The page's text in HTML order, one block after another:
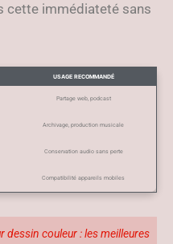
cette immédiateté sans
USAGE RECOMMANDÉ
Partage web, podcast
Archivage, production musicale
Conservation audio sans perte
Compatibilité appareils mobiles
dessin couleur : les meilleures